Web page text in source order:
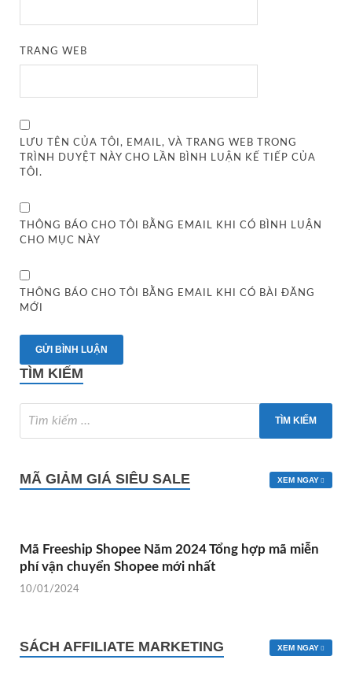
TRANG WEB
LƯU TÊN CỦA TÔI, EMAIL, VÀ TRANG WEB TRONG
TRÌNH DUYỆT NÀY CHO LẦN BÌNH LUẬN KẾ TIẾP CỦA
TÔI.
THÔNG BÁO CHO TÔI BẰNG EMAIL KHI CÓ BÌNH LUẬN
CHO MỤC NÀY
THÔNG BÁO CHO TÔI BẰNG EMAIL KHI CÓ BÀI ĐĂNG
MỚI
TÌM KIẾM
MÃ GIẢM GIÁ SIÊU SALE XEM NGAY
Mã Freeship Shopee Năm 2024 Tổng hợp mã miễn
phí vận chuyển Shopee mới nhất
10/01/2024
SÁCH AFFILIATE MARKETING XEM NGAY